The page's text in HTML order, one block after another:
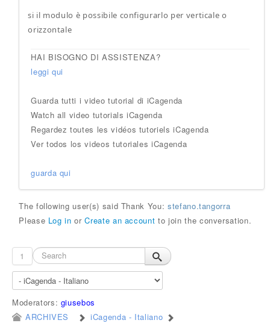
si il modulo è possibile configurarlo per verticale o
orizzontale
HAI BISOGNO DI ASSISTENZA?
leggi qui
Guarda tutti i video tutorial di iCagenda
Watch all video tutorials iCagenda
Regardez toutes les vidéos tutoriels iCagenda
Ver todos los videos tutoriales iCagenda
guarda qui
The following user(s) said Thank You: stefano.tangorra
Please Log in orCreate an account to join the conversation.
1
Moderators: giusebos
ARCHIVES
iCagenda - Italiano